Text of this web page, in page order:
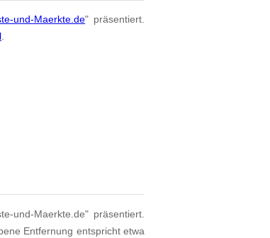
und-Maerkte.de" präsentiert.
.
und-Maerkte.de" präsentiert.
Entfernung entspricht etwa